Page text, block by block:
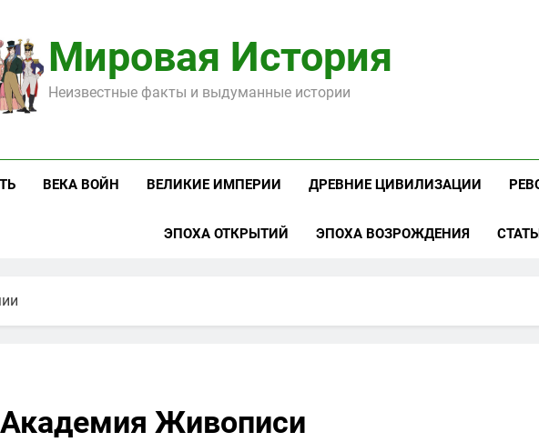
Мировая История
Неизвестные факты и выдуманные истории
ВЕКА ВОЙН ВЕЛИКИЕ ИМПЕРИИ ДРЕВНИЕ ЦИВИЛИЗАЦИИ
ЭПОХА ОТКРЫТИЙ ЭПОХА ВОЗРОЖДЕНИЯ
Живописи